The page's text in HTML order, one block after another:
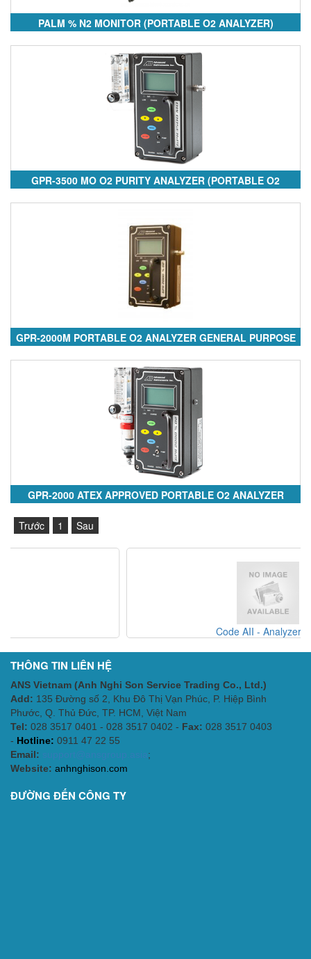
PALM % N2 MONITOR (PORTABLE O2 ANALYZER)
GPR-3500 MO O2 PURITY ANALYZER (PORTABLE O2
ANALYZER)
GPR-2000M PORTABLE O2 ANALYZER GENERAL PURPOSE
GPR-2000 ATEX APPROVED PORTABLE O2 ANALYZER
Trước 1 Sau
Code AII - Analyzer Opt
THÔNG TIN LIÊN HỆ
ANS Vietnam (Anh Nghi Son Service Trading Co., Ltd.)
Add: 135 Đường số 2, Khu Đô Thị Vạn Phúc, P. Hiệp Bình
Phước, Q. Thủ Đức, TP. HCM , Việt Nam
Tel: 028 3517 0401 - 028 3517 0402 - Fax: 028 3517 0403
- Hotline: 0911 47 22 55
Email: support@ansgroup.asia ;
Website: anhnghison.com
ĐƯỜNG ĐẾN CÔNG TY